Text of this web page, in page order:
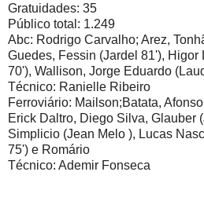
Gratuidades: 35
Público total: 1.249
Abc: Rodrigo Carvalho; Arez,
Guedes, Fessin (Jardel 81'), Higor
70'), Wallison, Jorge Eduardo
Técnico: Ranielle Ribeiro
Ferroviário: Mailson;Batata,
Erick Daltro, Diego Silva, Glauber
Simplicio (Jean Melo ), Lucas
75') e Romário
Técnico: Ademir Fonseca